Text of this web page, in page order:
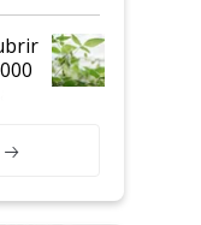
y